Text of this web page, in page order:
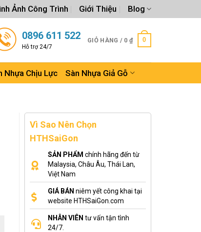
Ảnh Công Trình Giới Thiệu Blog
0896 611 522
Hỗ trợ 24/7
GIỎ HÀNG / 0 ₫ 0
Nhựa Chịu Lực Sàn Nhựa Giả Gỗ
Vì Sao Nên Chọn
HTHSaiGon
SẢN PHẨM chính hãng đến từ
Malaysia, Châu Âu, Thái Lan,
Việt Nam
GIÁ BÁN niêm yết công khai tại
website HTHSaiGon.com
NHÂN VIÊN tư vấn tận tình
24/7.